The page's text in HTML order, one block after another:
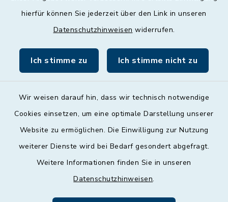
hierfür können Sie jederzeit über den Link in unseren
Datenschutzhinweisen widerrufen.
Ich stimme zu Ich stimme nicht zu
Wir weisen darauf hin, dass wir technisch notwendige
Cookies einsetzen, um eine optimale Darstellung unserer
Website zu ermöglichen. Die Einwilligung zur Nutzung
weiterer Dienste wird bei Bedarf gesondert abgefragt.
Weitere Informationen finden Sie in unseren
Datenschutzhinweisen.
09:00 - 12:00 und 13:00 - 18:00 Uhr
09:00 - 12:00 Uhr
Barrierefreiheit